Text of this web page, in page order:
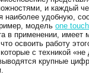
и каждый
наиболее удобную,
модель one
в применении, имеет
освоить работу
с техникой
крупные